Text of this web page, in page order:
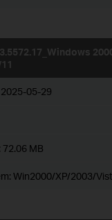
2025-05-29
72.06 MB
Win2000/XP/2003/